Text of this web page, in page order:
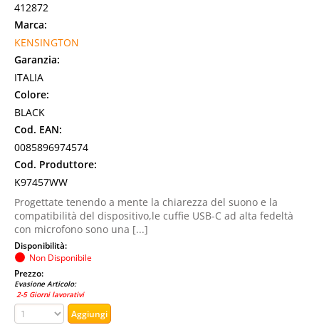
412872
Marca:
KENSINGTON
Garanzia:
ITALIA
Colore:
BLACK
Cod. EAN:
0085896974574
Cod. Produttore:
K97457WW
Progettate tenendo a mente la chiarezza del suono e la
compatibilità del dispositivo,le cuffie USB-C ad alta fedeltà
con microfono sono una [...]
Disponibilità:
Non Disponibile
Prezzo:
Evasione Articolo:
2-5 Giorni lavorativi